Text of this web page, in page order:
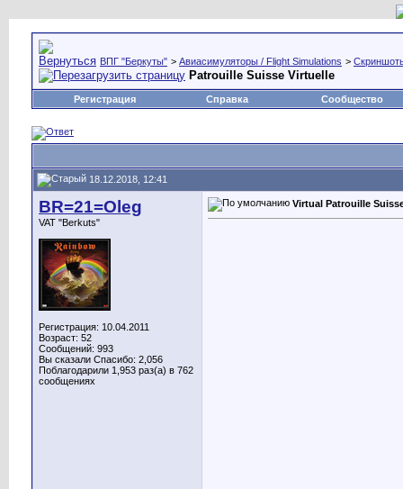
ВПГ "Беркуты" > Авиасимуляторы / Flight Simulations >
Patrouille Suisse Virtuelle
Регистрация Справка Сообщество
18.12.2018, 12:41
BR=21=Oleg
VAT "Berkuts"
Регистрация: 10.04.2011
Возраст: 52
Сообщений: 993
Вы сказали Спасибо: 2,056
Поблагодарили 1,953 раз(а) в 762
сообщениях
Virtual Patrouille